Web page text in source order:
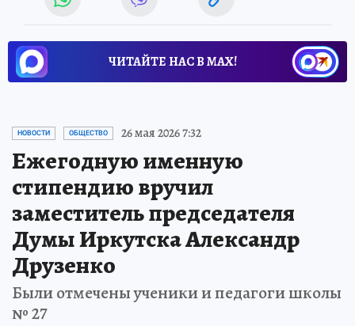
ЧИТАЙТЕ НАС В МАХ!
НОВОСТИ ОБЩЕСТВО 26 мая 2026 7:32
Ежегодную именную
стипендию вручил
заместитель председателя
Думы Иркутска Александр
Друзенко
Были отмечены ученики и педагоги школы
№ 27